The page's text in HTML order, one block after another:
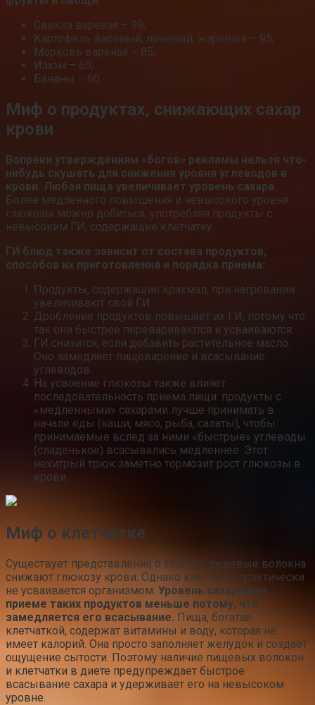
Свекла вареная – 99;
Картофель вареный, печеный, жареный – 95;
Морковь вареная – 85;
Изюм – 65;
Бананы – 60.
Миф о продуктах, снижающих сахар
крови
Вопреки утверждениям «богов» рекламы нельзя что-
нибудь скушать для снижения уровня углеводов в
крови. Любая пища увеличивает уровень сахара.
Более медленного повышения и невысокого уровня
глюкозы можно добиться, употребляя продукты с
невысоким ГИ, содержащие клетчатку.
ГИ блюд также зависит от состава продуктов,
способов их приготовления и порядка приема:
Продукты, содержащие крахмал, при нагревании
увеличивают свой ГИ.
Дробление продуктов повышает их ГИ, потому что
так они быстрее перевариваются и усваиваются.
ГИ снизится, если добавить растительное масло.
Оно замедляет пищеварение и всасывание
углеводов.
На усвоение глюкозы также влияет
последовательность приема пищи: продукты с
«медленными» сахарами лучше принимать в
начале еды (каши, мясо, рыба, салаты), чтобы
принимаемые вслед за ними «быстрые» углеводы
(сладенькое) всасывались медленнее. Этот
нехитрый трюк заметно тормозит рост глюкозы в
крови.
Миф о клетчатке
Существует представление о том, что пищевые волокна
снижают глюкозу крови. Однако клетчатка практически
не усваивается организмом. Уровень сахара при
приеме таких продуктов меньше потому, что
замедляется его всасывание. Пища, богатая
клетчаткой, содержат витамины и воду, которая не
имеет калорий. Она просто заполняет желудок и создает
ощущение сытости. Поэтому наличие пищевых волокон
и клетчатки в диете предупреждает быстрое
всасывание сахара и удерживает его на невысоком
уровне.